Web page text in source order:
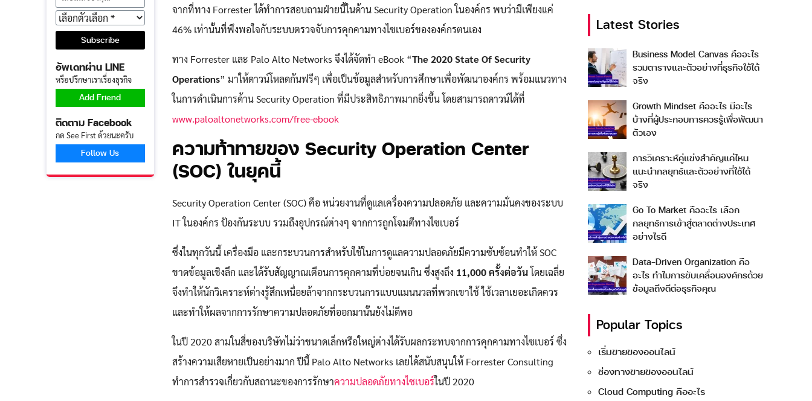
อัพเดทผ่าน LINE
หรือปรึกษาเราเรื่องธุรกิจ
Add Friend
ติดตาม Facebook
กด See First ด้วยนะครับ
Follow Us
จากที่ทาง Forrester ได้ทำการสอบถามฝ่ายนี้ในด้าน Security Operation ในองค์กร พบว่ามีเพียงแค่
46% เท่านั้นที่พึงพอใจกับระบบตรวจจับการคุกคามทางไซเบอร์ขององค์กรตนเอง
ทาง Forrester และ Palo Alto Networks จึงได้จัดทำ eBook “The 2020 State Of Security
Operations” มาให้ดาวน์โหลดกันฟรีๆ เพื่อเป็นข้อมูลสำหรับการศึกษาเพื่อพัฒนาองค์กร พร้อมแนวทาง
ในการดำเนินการด้าน Security Operation ที่มีประสิทธิภาพมากยิ่งขึ้น โดยสามารถดาวน์ได้ที่
www.paloaltonetworks.com/free-ebook
ความท้าทายของ Security Operation Center
(SOC) ​ในยุคนี้
Security Operation Center (SOC) คือ หน่วยงานที่ดูแลเครื่องความปลอดภัย และความมั่นคงของระบบ
IT ในองค์กร ป้องกันระบบ รวมถึงอุปกรณ์ต่างๆ จากการถูกโจมตีทางไซเบอร์
ซึ่งในทุกวันนี้ เครื่องมือ และกระบวนการสำหรับใช้ในการดูแลความปลอดภัยมีความซับซ้อนทำให้ SOC
ขาดข้อมูลเชิงลึก และได้รับสัญญาณเตือนการคุกคามที่บ่อยจนเกิน ซึ่งสูงถึง 11,000 ครั้งต่อวันโดยเฉลี่ย
จึงทำให้นักวิเคราะห์ต่างรู้สึกเหนื่อยล้าจากกระบวนการแบบแมนนวลที่พวกเขาใช้ ใช้เวลาเยอะเกิดควร
และทำให้ผลจากการรักษาความปลอดภัยที่ออกมานั้นยังไม่ดีพอ
ในปี 2020 สามในสี่ของบริษัทไม่ว่าขนาดเล็กหรือใหญ่ต่างได้รับผลกระทบจากการคุกคามทางไซเบอร์ ซึ่ง
สร้างความเสียหายเป็นอย่างมาก ปีนี้ Palo Alto Networks เลยได้สนับสนุนให้ Forrester Consulting
ทำการสำรวจเกี่ยวกับสถานะของการรักษาความปลอดภัยทางไซเบอร์ในปี 2020
Latest Stories
Business Model Canvas คืออะไร
รวมตารางและตัวอย่างที่ธุรกิจใช้ได้
จริง
Growth Mindset คืออะไร มีอะไร
บ้างที่ผู้ประกอบการควรรู้เพื่อพัฒนา
ตัวเอง
การวิเคราะห์คู่แข่งสำคัญแค่ไหน
แนะนำกลยุทธ์และตัวอย่างที่ใช้ได้
จริง
Go To Market คืออะไร เลือก
กลยุทธ์การเข้าสู่ตลาดต่างประเทศ
อย่างไรดี
Data-Driven Organization คือ
อะไร ทำไมการขับเคลื่อนองค์กรด้วย
ข้อมูลถึงดีต่อธุรกิจคุณ
Popular Topics
เริ่มขายของออนไลน์
ช่องทางขายของออนไลน์
Cloud Computing คืออะไร